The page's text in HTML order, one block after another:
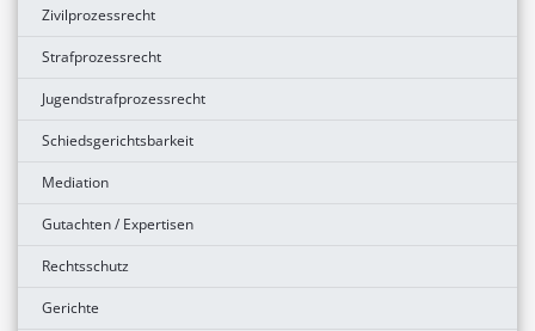
Zivilprozessrecht
Strafprozessrecht
Jugendstrafprozessrecht
Schiedsgerichtsbarkeit
Mediation
Gutachten / Expertisen
Rechtsschutz
Gerichte